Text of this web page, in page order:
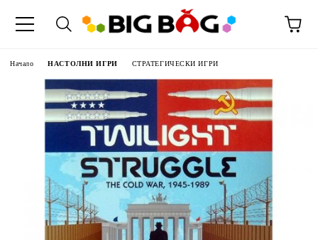
Начало НАСТОЛНИ ИГРИ СТРАТЕГИЧЕСКИ ИГРИ